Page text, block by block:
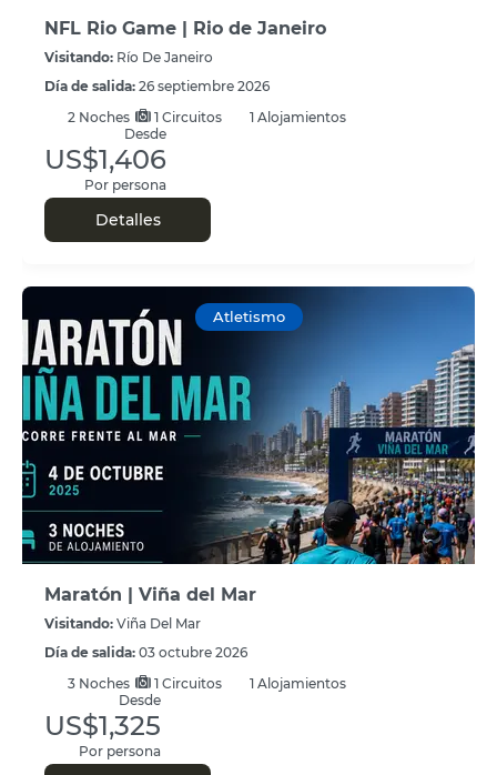
NFL Rio Game | Rio de Janeiro
Visitando: Río De Janeiro
Día de salida: 26 septiembre 2026
2 Noches 1 Circuitos
1 Alojamientos
Desde
US$1,406
Por persona
Detalles
Atletismo
Maratón | Viña del Mar
Visitando: Viña Del Mar
Día de salida: 03 octubre 2026
3 Noches 1 Circuitos
1 Alojamientos
Desde
US$1,325
Por persona